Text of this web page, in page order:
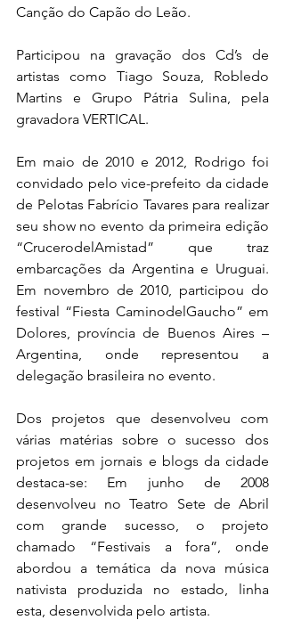
Canção do Capão do Leão.
Participou na gravação dos Cd’s de
artistas como Tiago Souza, Robledo
Martins e Grupo Pátria Sulina, pela
gravadora VERTICAL.
Em maio de 2010 e 2012, Rodrigo foi
convidado pelo vice-prefeito da cidade
de Pelotas Fabrício Tavares para realizar
seu show no evento da primeira edição
“CrucerodelAmistad” que traz
embarcações da Argentina e Uruguai.
Em novembro de 2010, participou do
festival “Fiesta CaminodelGaucho” em
Dolores, província de Buenos Aires –
Argentina, onde representou a
delegação brasileira no evento.
Dos projetos que desenvolveu com
várias matérias sobre o sucesso dos
projetos em jornais e blogs da cidade
destaca-se: Em junho de 2008
desenvolveu no Teatro Sete de Abril
com grande sucesso, o projeto
chamado “Festivais a fora”, onde
abordou a temática da nova música
nativista produzida no estado, linha
esta, desenvolvida pelo artista.